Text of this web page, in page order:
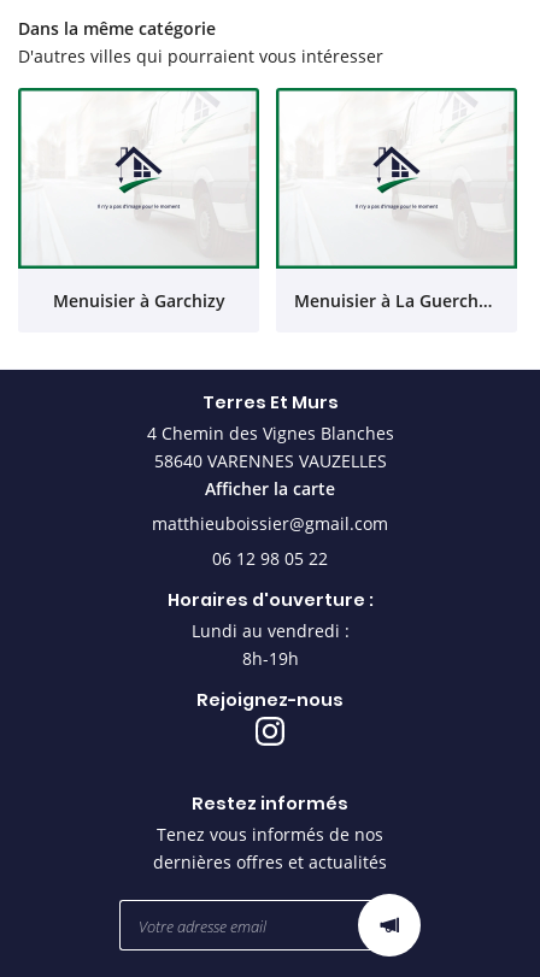
Dans la même catégorie
D'autres villes qui pourraient vous intéresser
Menuisier à Garchizy Menuisier à La Guerche-sur-l'Aubois
Terres Et Murs
4 Chemin des Vignes Blanches
58640 VARENNES VAUZELLES
Afficher la carte
06 12 98 05 22
Horaires d'ouverture :
Lundi au vendredi :
8h-19h
Rejoignez-nous
Restez informés
Tenez vous informés de nos
dernières offres et actualités